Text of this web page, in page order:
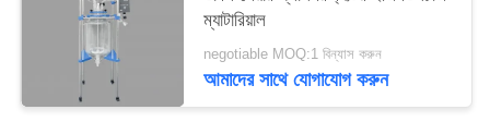
ম্যাটারিয়াল
negotiable MOQ:1 বিন্যাস করুন
আমাদের সাথে যোগাযোগ করুন